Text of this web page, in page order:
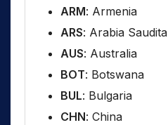
ARM: Armenia
ARS: Arabia Saudita
AUS: Australia
BOT: Botswana
BUL: Bulgaria
CHN: China